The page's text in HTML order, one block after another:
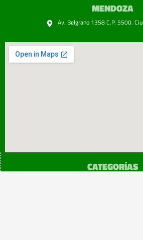
MENDOZA
Av. Belgrano 1358 C.P. 5500.
CATEGORÍAS